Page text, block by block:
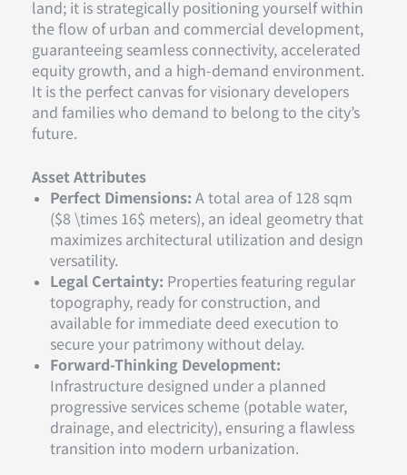
land; it is strategically positioning yourself within
the flow of urban and commercial development,
guaranteeing seamless connectivity, accelerated
equity growth, and a high-demand environment.
It is the perfect canvas for visionary developers
and families who demand to belong to the city’s
future.
Asset Attributes
Perfect Dimensions: A total area of 128 sqm
($8 \times 16$ meters), an ideal geometry that
maximizes architectural utilization and design
versatility.
Legal Certainty: Properties featuring regular
topography, ready for construction, and
available for immediate deed execution to
secure your patrimony without delay.
Forward-Thinking Development:
Infrastructure designed under a planned
progressive services scheme (potable water,
drainage, and electricity), ensuring a flawless
transition into modern urbanization.